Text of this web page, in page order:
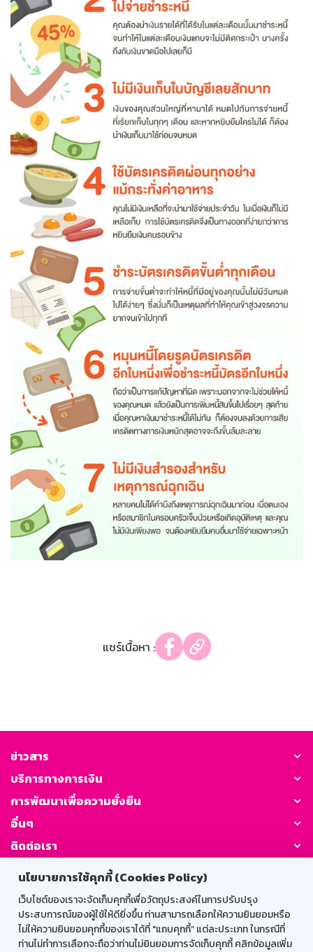
นโยบายการใช้คุกกี้ (Cookies Policy)
เว็บไซต์ของเราจะจัดเก็บคุกกี้เพื่อวัตถุประสงค์ในการปรับปรุง
ประสบการณ์ของผู้ใช้ให้ดียิ่งขึ้น ท่านสามารถเลือกให้ความยินยอมหรือ
ไม่ให้ความยินยอมคุกกี้ของเราได้ที่ "แถบคุกกี้” แต่ละประเภท ในกรณีที่
ท่านไม่ทำการเลือกจะถือว่าท่านไม่ยินยอมการจัดเก็บคุกกี้ คลิกข้อมูลเพิ่ม
แชร์เนื้อหา :
ข่าวสาร
บริการทางการเงิน
การพัฒนาเพื่อความยั่งยืน
อื่นๆ
ติดต่อเรา
GSB Society:
สำหรับพนักงาน